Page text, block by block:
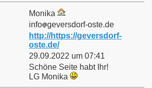
Monika
info geversdorf-oste.de
http://https://geversdorf-
oste.de/
29.09.2022 um 07:41
Schöne Seite habt Ihr!
LG Monika